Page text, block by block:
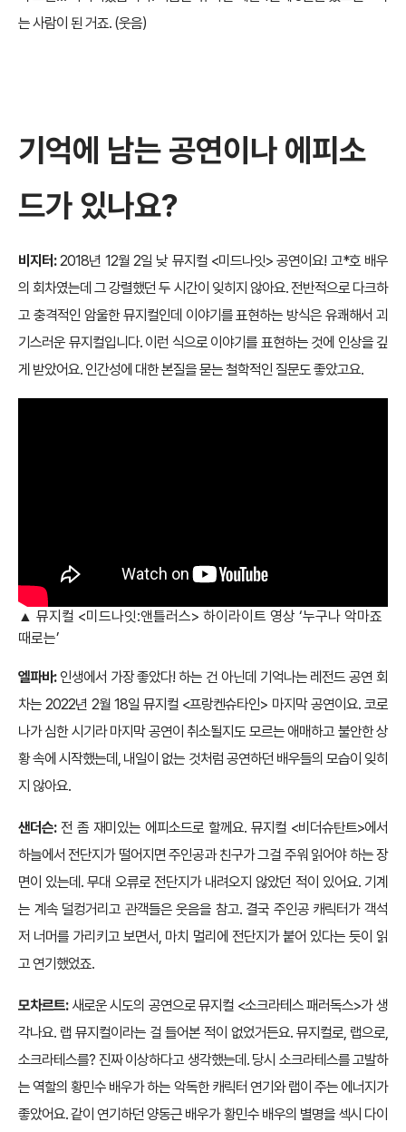
는 사람이 된 거죠. (웃음)
기억에 남는 공연이나 에피소
드가 있나요?
비지터:2018년 12월 2일 낮 뮤지컬 <미드나잇> 공연이요! 고*호 배우
의 회차였는데 그 강렬했던 두 시간이 잊히지 않아요. 전반적으로 다크하
고 충격적인 암울한 뮤지컬인데 이야기를 표현하는 방식은 유쾌해서 괴
기스러운 뮤지컬입니다. 이런 식으로 이야기를 표현하는 것에 인상을 깊
게 받았어요. 인간성에 대한 본질을 묻는 철학적인 질문도 좋았고요.
▲ 뮤지컬 <미드나잇:앤틀러스> 하이라이트 영상 ‘누구나 악마죠
때로는’
엘파바: 인생에서 가장 좋았다! 하는 건 아닌데 기억나는 레전드 공연 회
차는 2022년 2월 18일 뮤지컬 <프랑켄슈타인> 마지막 공연이요. 코로
나가 심한 시기라 마지막 공연이 취소될지도 모르는 애매하고 불안한 상
황 속에 시작했는데, 내일이 없는 것처럼 공연하던 배우들의 모습이 잊히
지 않아요.
샌더슨: 전 좀 재미있는 에피소드로 할께요. 뮤지컬 <비더슈탄트>에서
하늘에서 전단지가 떨어지면 주인공과 친구가 그걸 주워 읽어야 하는 장
면이 있는데. 무대 오류로 전단지가 내려오지 않았던 적이 있어요. 기계
는 계속 덜컹거리고 관객들은 웃음을 참고. 결국 주인공 캐릭터가 객석
저 너머를 가리키고 보면서, 마치 멀리에 전단지가 붙어 있다는 듯이 읽
고 연기했었죠.
모차르트: 새로운 시도의 공연으로 뮤지컬 <소크라테스 패러독스>가 생
각나요. 랩 뮤지컬이라는 걸 들어본 적이 없었거든요. 뮤지컬로, 랩으로,
소크라테스를? 진짜 이상하다고 생각했는데. 당시 소크라테스를 고발하
는 역할의 황민수 배우가 하는 악독한 캐릭터 연기와 랩이 주는 에너지가
좋았어요. 같이 연기하던 양동근 배우가 황민수 배우의 별명을 섹시 다이